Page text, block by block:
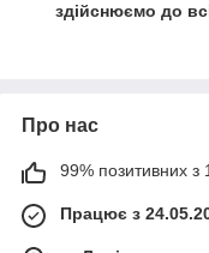
здійснюємо до
Про нас
99% позитивних з
Працює з